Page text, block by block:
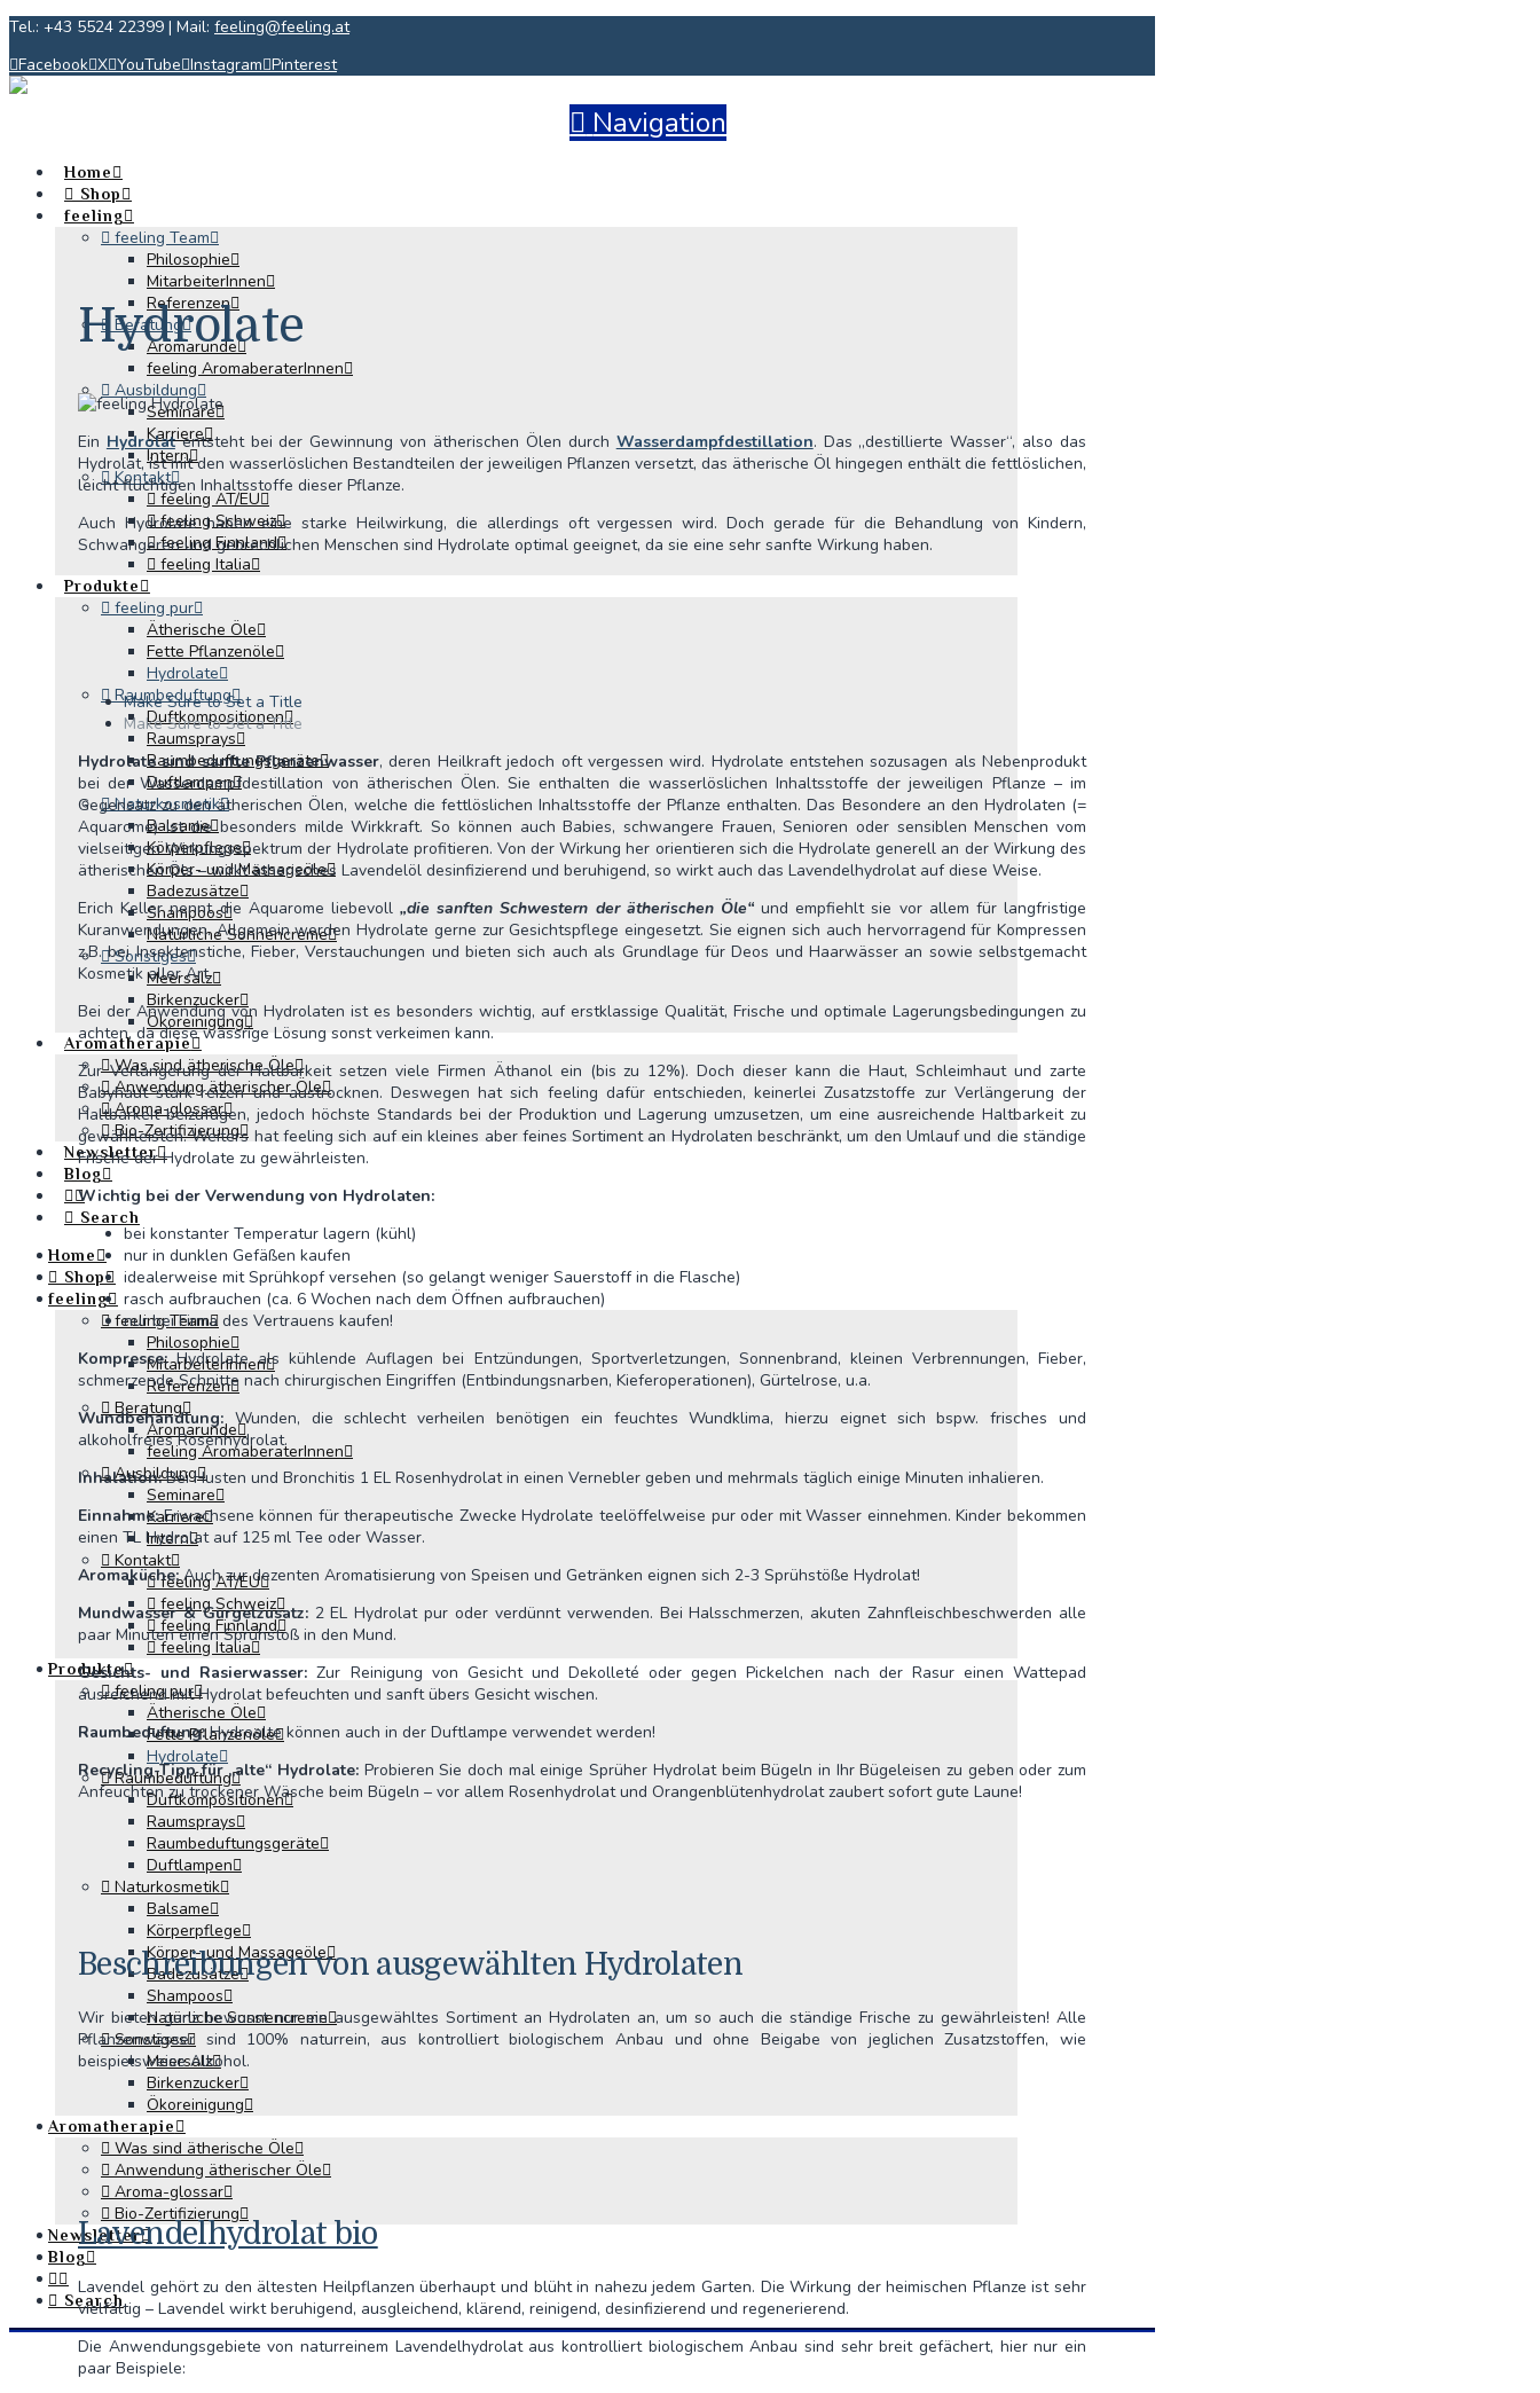
Tel.: +43 5524 22399 | Mail: feeling@feeling.at
Facebook X YouTube Instagram Pinterest
Navigation
Home
Shop
feeling
feeling Team
Philosophie
MitarbeiterInnen
Referenzen
Beratung
Aromarunde
feeling AromaberaterInnen
Ausbildung
Seminare
Karriere
Intern
Kontakt
feeling AT/EU
feeling Schweiz
feeling Finnland
feeling Italia
Produkte
feeling pur
Ätherische Öle
Fette Pflanzenöle
Hydrolate
Raumbeduftung
Duftkompositionen
Raumsprays
Raumbeduftungsgeräte
Duftlampen
Naturkosmetik
Balsame
Körperpflege
Körper- und Massageöle
Badezusätze
Shampoos
Natürliche Sonnencreme
Sonstiges
Meersalz
Birkenzucker
Ökoreinigung
Aromatherapie
Was sind ätherische Öle
Anwendung ätherischer Öle
Aroma-glossar
Bio-Zertifizierung
Newsletter
Blog
Search
Home
Shop
feeling
feeling Team
Philosophie
MitarbeiterInnen
Referenzen
Beratung
Aromarunde
feeling AromaberaterInnen
Ausbildung
Seminare
Karriere
Intern
Kontakt
feeling AT/EU
feeling Schweiz
feeling Finnland
feeling Italia
Produkte
feeling pur
Ätherische Öle
Fette Pflanzenöle
Hydrolate
Raumbeduftung
Duftkompositionen
Raumsprays
Raumbeduftungsgeräte
Duftlampen
Naturkosmetik
Balsame
Körperpflege
Körper- und Massageöle
Badezusätze
Shampoos
Natürliche Sonnencreme
Sonstiges
Meersalz
Birkenzucker
Ökoreinigung
Aromatherapie
Was sind ätherische Öle
Anwendung ätherischer Öle
Aroma-glossar
Bio-Zertifizierung
Newsletter
Blog
Search
Hydrolate
Ein Hydrolatentsteht bei der Gewinnung von ätherischen Ölen durch Wasserdampfdestillation. Das „destillierte Wasser“, also das
Hydrolat, ist mit den wasserlöslichen Bestandteilen der jeweiligen Pflanzen versetzt, das ätherische Öl hingegen enthält die fettlöslichen,
leicht flüchtigen Inhaltsstoffe dieser Pflanze.
Auch Hydrolate haben eine starke Heilwirkung, die allerdings oft vergessen wird. Doch gerade für die Behandlung von Kindern,
Schwangeren und gebrechlichen Menschen sind Hydrolate optimal geeignet, da sie eine sehr sanfte Wirkung haben.
Make Sure to Set a Title
Make Sure to Set a Title
Hydrolate sind sanfte Pflanzenwasser, deren Heilkraft jedoch oft vergessen wird. Hydrolate entstehen sozusagen als Nebenprodukt
bei der Wasserdampfdestillation von ätherischen Ölen. Sie enthalten die wasserlöslichen Inhaltsstoffe der jeweiligen Pflanze – im
Gegensatz zu den ätherischen Ölen, welche die fettlöslichen Inhaltsstoffe der Pflanze enthalten. Das Besondere an den Hydrolaten (=
Aquarome) ist die besonders milde Wirkkraft. So können auch Babies, schwangere Frauen, Senioren oder sensiblen Menschen vom
vielseitigen Wirkungsspektrum der Hydrolate profitieren. Von der Wirkung her orientieren sich die Hydrolate generell an der Wirkung des
ätherischen Öls – wirkt ätherisches Lavendelöl desinfizierend und beruhigend, so wirkt auch das Lavendelhydrolat auf diese Weise.
Erich Keller nennt die Aquarome liebevoll „die sanften Schwestern der ätherischen Öle“und empfiehlt sie vor allem für langfristige
Kuranwendungen. Allgemein werden Hydrolate gerne zur Gesichtspflege eingesetzt. Sie eignen sich auch hervorragend für Kompressen
z.B. bei Insektenstiche, Fieber, Verstauchungen und bieten sich auch als Grundlage für Deos und Haarwässer an sowie selbstgemacht
Kosmetik aller Art.
Bei der Anwendung von Hydrolaten ist es besonders wichtig, auf erstklassige Qualität, Frische und optimale Lagerungsbedingungen zu
achten, da diese wässrige Lösung sonst verkeimen kann.
Zur Verlängerung der Haltbarkeit setzen viele Firmen Äthanol ein (bis zu 12%). Doch dieser kann die Haut, Schleimhaut und zarte
Babyhaut stark reizen und austrocknen. Deswegen hat sich feeling dafür entschieden, keinerlei Zusatzstoffe zur Verlängerung der
Haltbarkeit beizufügen, jedoch höchste Standards bei der Produktion und Lagerung umzusetzen, um eine ausreichende Haltbarkeit zu
gewährleisten. Weiters hat feeling sich auf ein kleines aber feines Sortiment an Hydrolaten beschränkt, um den Umlauf und die ständige
Frische der Hydrolate zu gewährleisten.
Wichtig bei der Verwendung von Hydrolaten:
bei konstanter Temperatur lagern (kühl)
nur in dunklen Gefäßen kaufen
idealerweise mit Sprühkopf versehen (so gelangt weniger Sauerstoff in die Flasche)
rasch aufbrauchen (ca. 6 Wochen nach dem Öffnen aufbrauchen)
nur bei Firma des Vertrauens kaufen!
Kompresse:Hydrolate als kühlende Auflagen bei Entzündungen, Sportverletzungen, Sonnenbrand, kleinen Verbrennungen, Fieber,
schmerzende Schnitte nach chirurgischen Eingriffen (Entbindungsnarben, Kieferoperationen), Gürtelrose, u.a.
Wundbehandlung: Wunden, die schlecht verheilen benötigen ein feuchtes Wundklima, hierzu eignet sich bspw. frisches und
alkoholfreies Rosenhydrolat.
Inhalation:Bei Husten und Bronchitis 1 EL Rosenhydrolat in einen Vernebler geben und mehrmals täglich einige Minuten inhalieren.
Einnahme:Erwachsene können für therapeutische Zwecke Hydrolate teelöffelweise pur oder mit Wasser einnehmen. Kinder bekommen
einen TL Hydrolat auf 125 ml Tee oder Wasser.
Aromaküche:Auch zur dezenten Aromatisierung von Speisen und Getränken eignen sich 2-3 Sprühstöße Hydrolat!
Mundwasser & Gurgelzusatz:2 EL Hydrolat pur oder verdünnt verwenden. Bei Halsschmerzen, akuten Zahnfleischbeschwerden alle
paar Minuten einen Sprühstoß in den Mund.
Gesichts- und Rasierwasser: Zur Reinigung von Gesicht und Dekolleté oder gegen Pickelchen nach der Rasur einen Wattepad
ausreichend mit Hydrolat befeuchten und sanft übers Gesicht wischen.
Raumbeduftung:Hydroalte können auch in der Duftlampe verwendet werden!
Recycling-Tipp für „alte“ Hydrolate: Probieren Sie doch mal einige Sprüher Hydrolat beim Bügeln in Ihr Bügeleisen zu geben oder zum
Anfeuchten zu trockener Wäsche beim Bügeln – vor allem Rosenhydrolat und Orangenblütenhydrolat zaubert sofort gute Laune!
Beschreibungen von ausgewählten Hydrolaten
Wir bieten ganz bewusst nur ein ausgewähltes Sortiment an Hydrolaten an, um so auch die ständige Frische zu gewährleisten! Alle
Pflanzenwässer sind 100% naturrein, aus kontrolliert biologischem Anbau und ohne Beigabe von jeglichen Zusatzstoffen, wie
beispielsweise Alkohol.
Lavendelhydrolat bio
Lavendel gehört zu den ältesten Heilpflanzen überhaupt und blüht in nahezu jedem Garten. Die Wirkung der heimischen Pflanze ist sehr
vielfältig – Lavendel wirkt beruhigend, ausgleichend, klärend, reinigend, desinfizierend und regenerierend.
Die Anwendungsgebiete von naturreinem Lavendelhydrolat aus kontrolliert biologischem Anbau sind sehr breit gefächert, hier nur ein
paar Beispiele: